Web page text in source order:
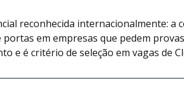
reconhecida internacionalmente: a
portas em empresas que pedem
e é critério de seleção em vagas de